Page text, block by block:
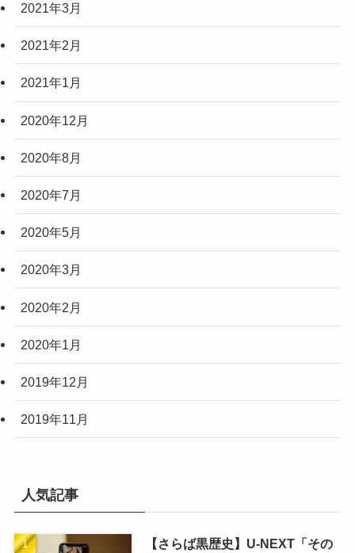
2021年3月
2021年2月
2021年1月
2020年12月
2020年8月
2020年7月
2020年5月
2020年3月
2020年2月
2020年1月
2019年12月
2019年11月
人気記事
【さらば黒歴史】U-NEXT「その